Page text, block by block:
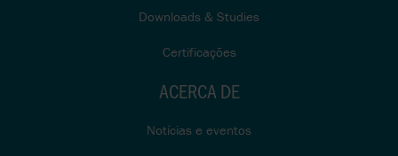
Downloads & Studies
Certificações
ACERCA DE
Notícias e eventos